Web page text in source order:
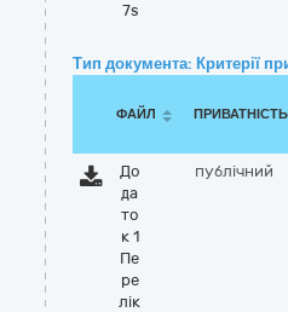
7s
Тип документа: Критерії
ФАЙЛ ПРИВАТНІСТЬ
До
да
то
к 1
Пе
ре
лік
публічний